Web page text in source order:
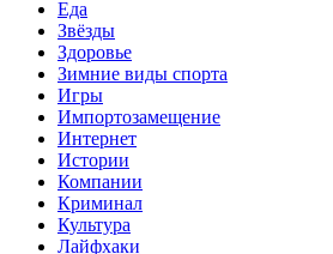
Еда
Звёзды
Здоровье
Зимние виды спорта
Игры
Импортозамещение
Интернет
Истории
Компании
Криминал
Культура
Лайфхаки